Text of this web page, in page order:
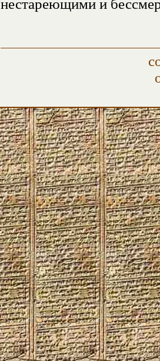
нестареющими и